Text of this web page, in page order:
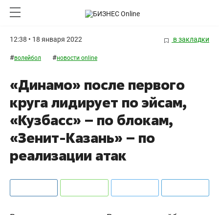
12:38 • 18 января 2022 в закладки
#волейбол #новости online
«Динамо» после первого
круга лидирует по эйсам,
«Кузбасс» – по блокам,
«Зенит-Казань» – по
реализации атак